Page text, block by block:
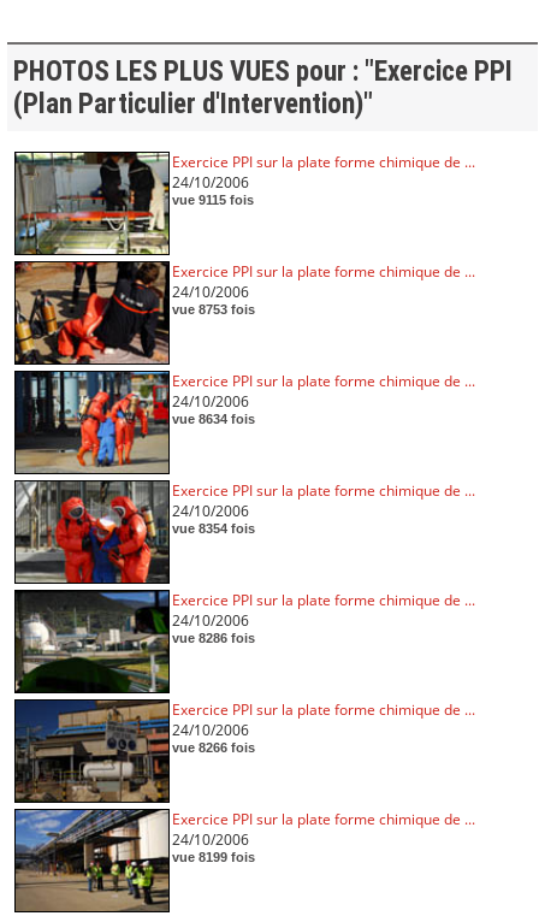
PHOTOS LES PLUS VUES pour : "Exercice PPI
(Plan Particulier d'Intervention)"
Exercice PPI sur la plate forme chimique de ...
24/10/2006
vue 9115 fois
Exercice PPI sur la plate forme chimique de ...
24/10/2006
vue 8753 fois
Exercice PPI sur la plate forme chimique de ...
24/10/2006
vue 8634 fois
Exercice PPI sur la plate forme chimique de ...
24/10/2006
vue 8354 fois
Exercice PPI sur la plate forme chimique de ...
24/10/2006
vue 8286 fois
Exercice PPI sur la plate forme chimique de ...
24/10/2006
vue 8266 fois
Exercice PPI sur la plate forme chimique de ...
24/10/2006
vue 8199 fois